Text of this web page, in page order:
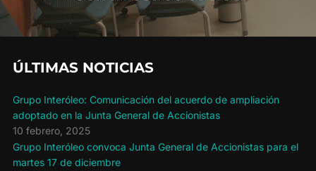
ÚLTIMAS NOTICIAS
Grupo Interóleo: Comunicación del acuerdo de ampliación
adoptado en la Junta General de Accionistas
10 febrero, 2025
Grupo Interóleo convoca Junta General de Accionistas para el
martes 17 de diciembre